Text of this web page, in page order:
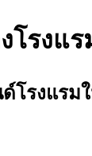
โรงแร
โรงแรม